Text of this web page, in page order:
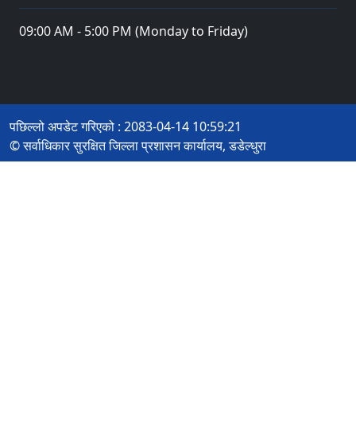
09:00 AM - 5:00 PM (Monday to Friday)
पछिल्लो अपडेट गरिएको : 2083-04-14 10:59:21
© सर्वाधिकार सुरक्षित जिल्ला प्रशासन कार्यालय, डडेल्धुरा